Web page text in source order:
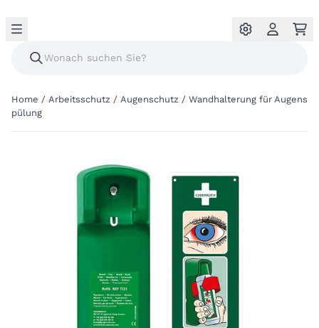
Home / Arbeitsschutz / Augenschutz / Wandhalterung für Augens
pülung